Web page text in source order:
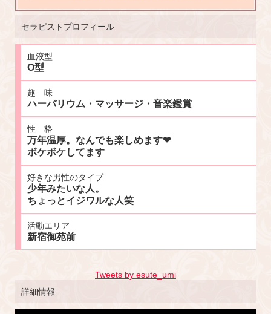
セラピストプロフィール
血液型
O型
趣 味
ハーバリウム・マッサージ・音楽鑑賞
性 格
万年温厚。なんでも楽しめます❤
ボケボケしてます
好きな男性のタイプ
少年みたいな人。
ちょっとイジワルな人笑
活動エリア
新宿御苑前
Tweets by esute_umi
詳細情報